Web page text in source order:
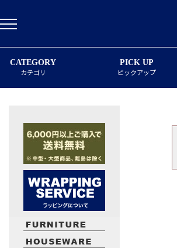
CATEGORY
カテゴリ
PICK UP
ピックアップ